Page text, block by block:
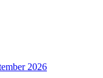
2026